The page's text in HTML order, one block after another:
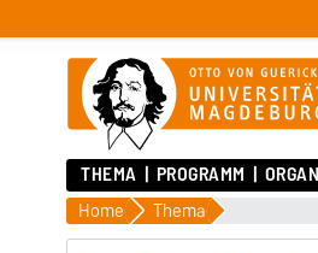
THEMA PROGRAMM
Home Thema